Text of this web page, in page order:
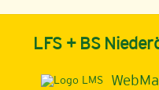
LFS + BS